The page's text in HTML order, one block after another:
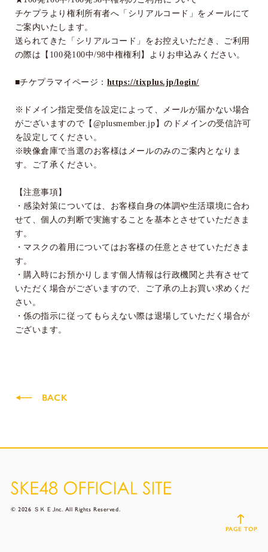
チケプラより権利所有者へ「シリアルコード」をメールにて
ご案内いたします。
送られてきた「シリアルコード」をお控えいただき、ご利用
の際は【 100発100中/98中権権利】よりお申込みください。
■チケプラマイページ： https://tixplus.jp/login/
※ドメイン指定受信を設定によって、メールが届かない場合
がございますので【 @plusmember.jp 】のドメインの受信許可
を設定してください。
※映像倉庫で当選のお客様はメールのみのご案内となりま
す。ご了承ください。
【注意事項】
・感染対策については、お客様自身の体調や生活環境に合わ
せて、個人の判断で実施することを基本とさせていただきま
す。
・マスクの着用についてはお客様の任意とさせていただきま
す。
・購入時にお預かりします個人情報は行政機関と共有させて
いただく場合がございますので、ご了承の上お買い求めくだ
さい。
・係の指示に従ってもらえない際は退場していただく場合が
ございます。
BACK
© 2026 ＳＫＥ,Inc. All Rights Reserved.
PAGE TOP